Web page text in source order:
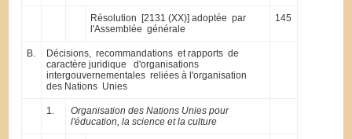
Résolution [2131 (XX)] adoptée par
l'Assemblée générale
145
B.
Décisions, recommandations et rapports de
caractère juridique d'organisations
intergouvernementales reliées à l'organisation
des Nations Unies
1.
Organisation des Nations Unies pour
l'éducation, la science et la culture